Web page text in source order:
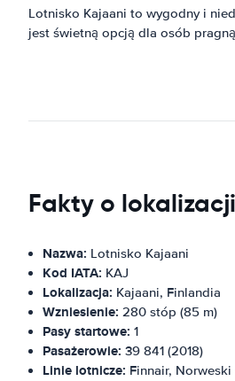
Lotnisko Kajaani to wygodny i
jest świetną opcją dla osób
Fakty o
Nazwa: Lotnisko Kajaani
Kod IATA: KAJ
Lokalizacja: Kajaani, Finlandia
Wzniesienie: 280 stóp (85 m)
Pasy startowe: 1
Pasażerowie: 39 841 (2018)
Linie lotnicze: Finnair,